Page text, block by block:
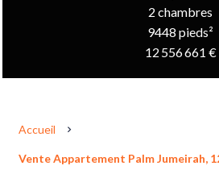
2 chambres
9448 pieds²
12 556 661 €
Accueil
Vente Appartement Palm Jumeirah,